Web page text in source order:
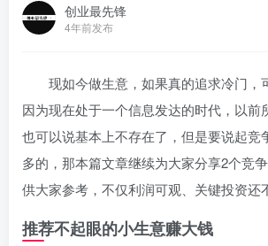
创业最先锋
4年前发布
现如今做生意，如果真的追求冷门，
因为现在处于一个信息发达的时代，以前
也可以说基本上不存在了，但是要说起竞
多的，那本篇文章继续为大家分享2个竞
供大家参考，不仅利润可观、关键投资还
推荐不起眼的小生意赚大钱